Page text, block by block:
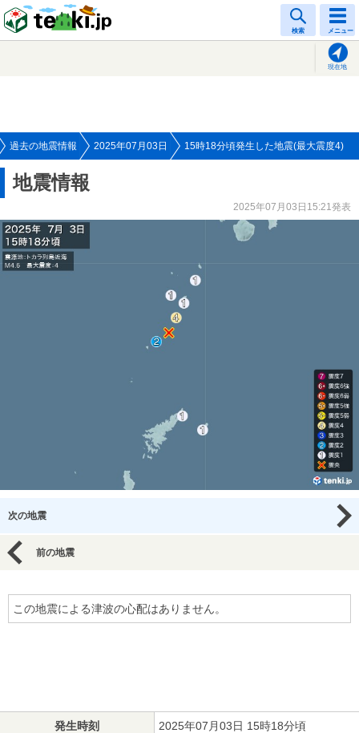
検索 メニュー
現在地
過去の地震情報 2025年07月03日 15時18分頃発生した地震(最大震度4)
地震情報
2025年07月03日15:21発表
次の地震
前の地震
この地震による津波の心配はありません。
発生時刻 2025年07月03日 15時18分頃